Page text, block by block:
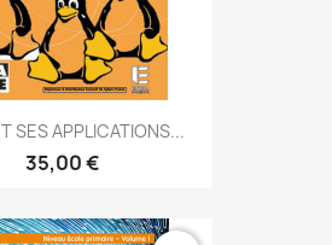
SES APPLICATIONS...
35,00 €